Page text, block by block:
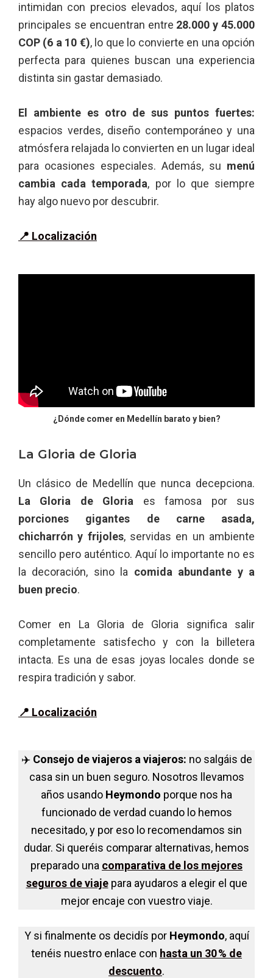
intimidan con precios elevados, aquí los platos
principales se encuentran entre 28.000 y 45.000
COP (6 a 10 €), lo que lo convierte en una opción
perfecta para quienes buscan una experiencia
distinta sin gastar demasiado.
El ambiente es otro de sus puntos fuertes:
espacios verdes, diseño contemporáneo y una
atmósfera relajada lo convierten en un lugar ideal
para ocasiones especiales. Además, su menú
cambia cada temporada, por lo que siempre
hay algo nuevo por descubrir.
📍 Localización
¿Dónde comer en Medellín barato y bien?
La Gloria de Gloria
Un clásico de Medellín que nunca decepciona.
La Gloria de Gloria es famosa por sus
porciones gigantes de carne asada,
chicharrón y frijoles, servidas en un ambiente
sencillo pero auténtico. Aquí lo importante no es
la decoración, sino la comida abundante y a
buen precio.
Comer en La Gloria de Gloria significa salir
completamente satisfecho y con la billetera
intacta. Es una de esas joyas locales donde se
respira tradición y sabor.
📍 Localización
✈️ Consejo de viajeros a viajeros: no salgáis de
casa sin un buen seguro. Nosotros llevamos
años usando Heymondo porque nos ha
funcionado de verdad cuando lo hemos
necesitado, y por eso lo recomendamos sin
dudar. Si queréis comparar alternativas, hemos
preparado una comparativa de los mejores
seguros de viajepara ayudaros a elegir el que
mejor encaje con vuestro viaje.
Y si finalmente os decidís por Heymondo, aquí
tenéis nuestro enlace con hasta un 30 % de
descuento.